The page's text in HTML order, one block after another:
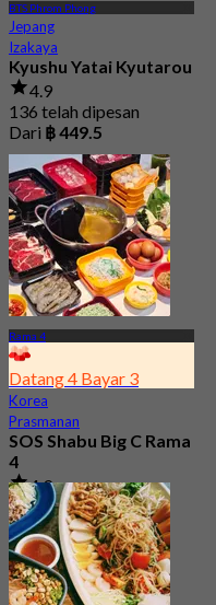
BTS Phrom Phong
Jepang
Izakaya
Kyushu Yatai Kyutarou
4.9
136 telah dipesan
Dari ฿ 449.5
Rama 4
Datang 4 Bayar 3
Korea
Prasmanan
SOS Shabu Big C Rama
4
4.9
538 telah dipesan
Dari฿ 276.75